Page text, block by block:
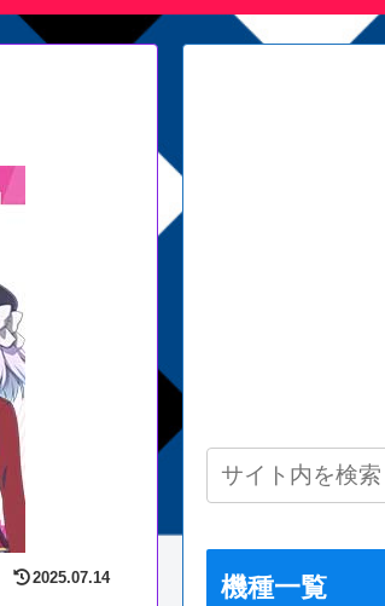
2025.07.14 機種一覧